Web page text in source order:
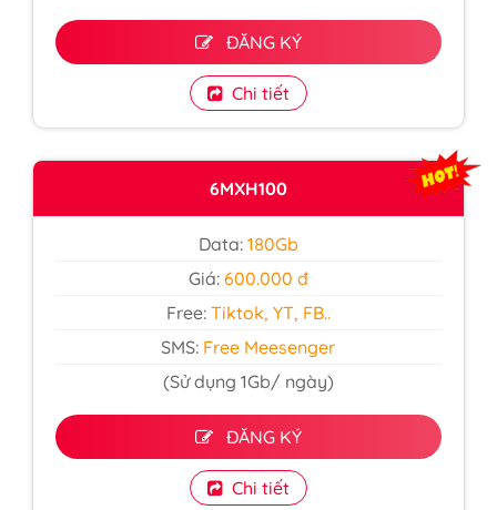
ĐĂNG KÝ
Chi tiết
6MXH100
Data:180Gb
Giá: 600.000 đ
Free:Tiktok, YT, FB..
SMS: Free Meesenger
(Sử dụng 1Gb/ ngày)
ĐĂNG KÝ
Chi tiết